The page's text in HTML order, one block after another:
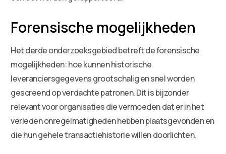
Forensische mogelijkheden
Het derde onderzoeksgebied betreft de forensische
mogelijkheden: hoe kunnen historische
leveranciersgegevens grootschalig en snel worden
gescreend op verdachte patronen. Dit is bijzonder
relevant voor organisaties die vermoeden dat er in het
verleden onregelmatigheden hebben plaatsgevonden en
die hun gehele transactiehistorie willen doorlichten.